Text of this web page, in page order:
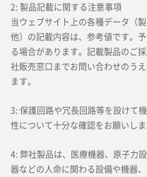
2: 製品記載に関する注意事項
当ウェブサイト上の各種データ（
他）の記載内容は、参考値です。
る場合があります。記載製品のご
社販売窓口までお問い合わせのう
ます。
3: 保護回路や冗長回路等を設けて
性について十分な確認をお願いしま
4: 弊社製品は、医療機器、原子力
器などの人命に関わる設備や機器